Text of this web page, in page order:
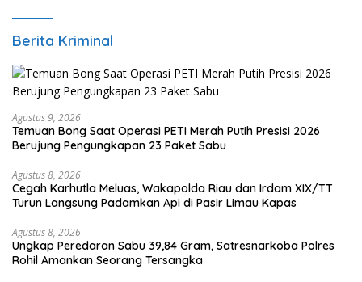
Berita Kriminal
Agustus 9, 2026
Temuan Bong Saat Operasi PETI Merah Putih Presisi 2026
Berujung Pengungkapan 23 Paket Sabu
Agustus 8, 2026
Cegah Karhutla Meluas, Wakapolda Riau dan Irdam XIX/TT
Turun Langsung Padamkan Api di Pasir Limau Kapas
Agustus 8, 2026
Ungkap Peredaran Sabu 39,84 Gram, Satresnarkoba Polres
Rohil Amankan Seorang Tersangka